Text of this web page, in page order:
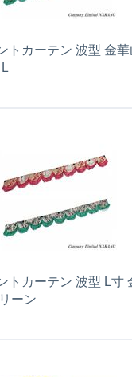
トカーテン 波型 金
トカーテン 波型 L寸
ーン